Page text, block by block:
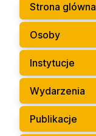
Strona glówna
Osoby
Instytucje
Wydarzenia
Publikacje